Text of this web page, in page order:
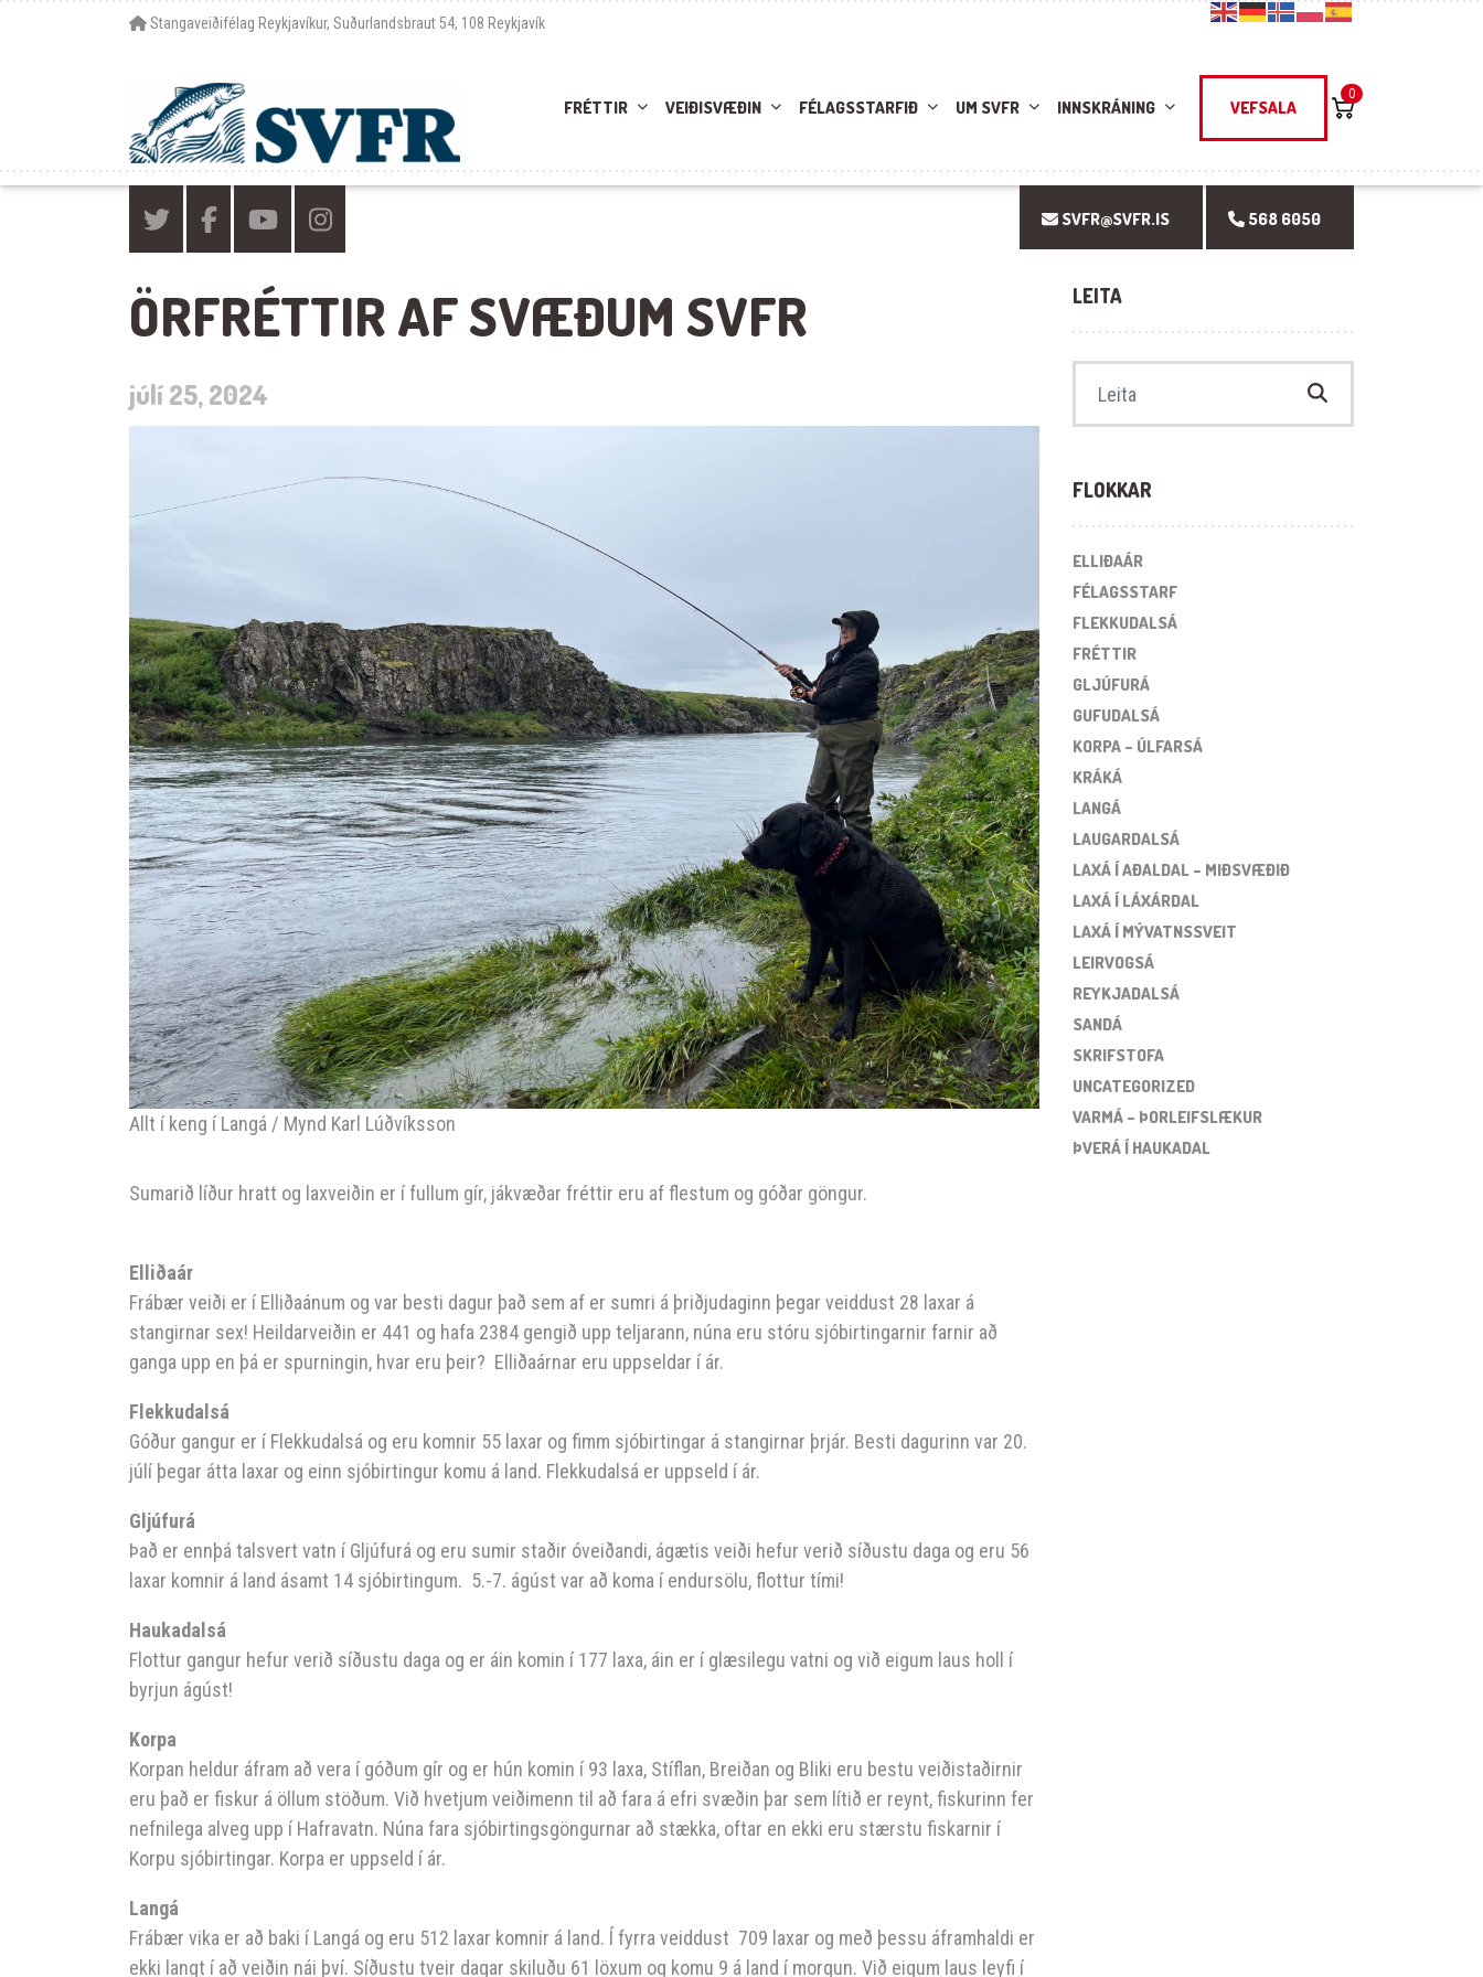
Stangaveiðifélag Reykjavíkur, Suðurlandsbraut 54, 108 Reykjavík
FRÉTTIR VEIÐISVÆÐIN FÉLAGSSTARFIÐ UM SVFR INNSKRÁNING VEFSALA
0
SVFR@SVFR.IS 568 6050
ÖRFRÉTTIR AF SVÆÐUM SVFR
júlí 25, 2024
Allt í keng í Langá / Mynd Karl Lúðvíksson
Sumarið líður hratt og laxveiðin er í fullum gír, jákvæðar fréttir eru af flestum og góðar göngur.
Elliðaár
Frábær veiði er í Elliðaánum og var besti dagur það sem af er sumri á þriðjudaginn þegar veiddust 28 laxar á
stangirnar sex! Heildarveiðin er 441 og hafa 2384 gengið upp teljarann, núna eru stóru sjóbirtingarnir farnir að
ganga upp en þá er spurningin, hvar eru þeir? Elliðaárnar eru uppseldar í ár.
Flekkudalsá
Góður gangur er í Flekkudalsá og eru komnir 55 laxar og fimm sjóbirtingar á stangirnar þrjár. Besti dagurinn var 20.
júlí þegar átta laxar og einn sjóbirtingur komu á land. Flekkudalsá er uppseld í ár.
Gljúfurá
Það er ennþá talsvert vatn í Gljúfurá og eru sumir staðir óveiðandi, ágætis veiði hefur verið síðustu daga og eru 56
laxar komnir á land ásamt 14 sjóbirtingum. 5.-7. ágúst var að koma í endursölu, flottur tími!
Haukadalsá
Flottur gangur hefur verið síðustu daga og er áin komin í 177 laxa, áin er í glæsilegu vatni og við eigum laus holl í
byrjun ágúst!
Korpa
Korpan heldur áfram að vera í góðum gír og er hún komin í 93 laxa, Stíflan, Breiðan og Bliki eru bestu veiðistaðirnir
eru það er fiskur á öllum stöðum. Við hvetjum veiðimenn til að fara á efri svæðin þar sem lítið er reynt, fiskurinn fer
nefnilega alveg upp í Hafravatn. Núna fara sjóbirtingsgöngurnar að stækka, oftar en ekki eru stærstu fiskarnir í
Korpu sjóbirtingar. Korpa er uppseld í ár.
Langá
Frábær vika er að baki í Langá og eru 512 laxar komnir á land. Í fyrra veiddust 709 laxar og með þessu áframhaldi er
ekki langt í að veiðin nái því. Síðustu tveir dagar skiluðu 61 löxum og komu 9 á land í morgun. Við eigum laus leyfi í
LEITA
FLOKKAR
ELLIÐAÁR
FÉLAGSSTARF
FLEKKUDALSÁ
FRÉTTIR
GLJÚFURÁ
GUFUDALSÁ
KORPA – ÚLFARSÁ
KRÁKÁ
LANGÁ
LAUGARDALSÁ
LAXÁ Í AÐALDAL – MIÐSVÆÐIÐ
LAXÁ Í LÁXÁRDAL
LAXÁ Í MÝVATNSSVEIT
LEIRVOGSÁ
REYKJADALSÁ
SANDÁ
SKRIFSTOFA
UNCATEGORIZED
VARMÁ – ÞORLEIFSLÆKUR
ÞVERÁ Í HAUKADAL